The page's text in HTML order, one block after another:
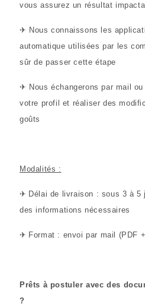
vous assurez un résultat
✈ Nous connaissons les
automatique utilisées par les
sûr de passer cette étape
✈ Nous échangerons par mail
votre profil et réaliser des
goûts
Modalités :
✈ Délai de livraison : sous 3 à 5
des informations nécessaires
✈ Format : envoi par mail (PDF
Prêts à postuler avec des
?